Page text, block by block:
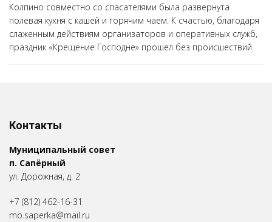
Колпино совместно со спасателями была развернута
полевая кухня с кашей и горячим чаем. К счастью, благодаря
слаженным действиям организаторов и оперативных служб,
праздник «Крещение Господне» прошел без происшествий.
Контакты
Муниципальный совет
п. Сапёрный
ул. Дорожная, д. 2
+7 (812) 462-16-31
mo.saperka@mail.ru